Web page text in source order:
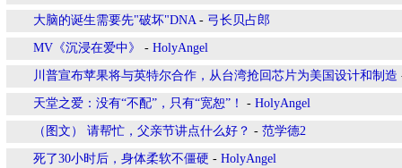
大脑的诞生需要先"破坏"DNA- 弓长贝占郎
MV《沉浸在爱中》 - HolyAngel
川普宣布苹果将与英特尔合作，从台湾抢回芯片为美国设计和制造
天堂之爱：没有“不配”，只有“宽恕”！ - HolyAngel
（图文） 请帮忙，父亲节讲点什么好？ - 范学德2
死了30小时后，身体柔软不僵硬 - HolyAngel